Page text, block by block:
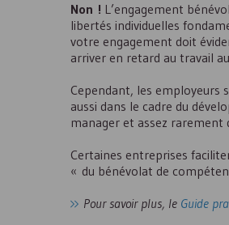
Non ! L’engagement
libertés individuelles
votre engagement doit
arriver en retard au travail
Cependant, les employeurs
aussi dans le cadre du
manager et assez rarement
Certaines entreprises
« du bénévolat de
Pour savoir plus, le Guide